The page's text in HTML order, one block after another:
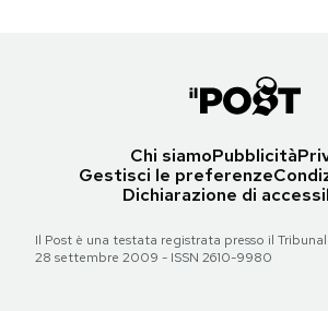
Chi siamoPubblicità
Gestisci le preferenze
Dichiarazione di
Il Post è una testata registrata presso il
28 settembre 2009 - ISSN 2610-9980